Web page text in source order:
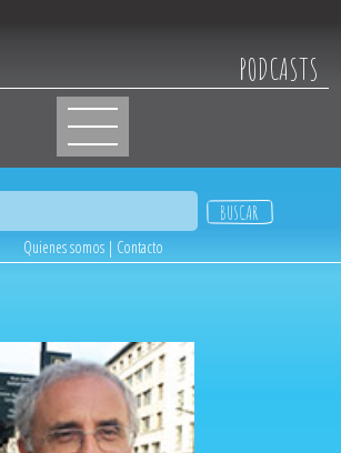
PODCASTS
Quienes somos| Contacto